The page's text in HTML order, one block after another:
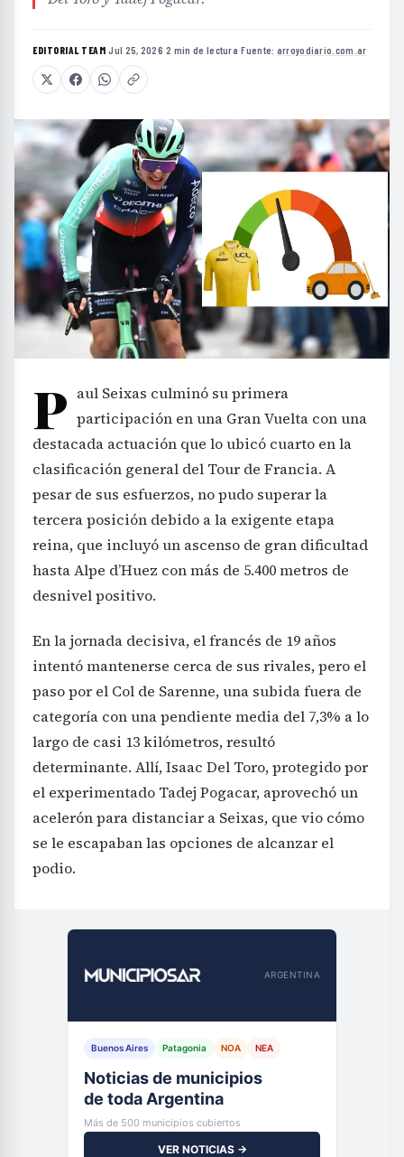
EDITORIAL TEAM·Jul 25, 2026·2 min de lectura·Fuente: arroyodiario.com.ar
P aul Seixas culminó su primera
participación en una Gran Vuelta con una
destacada actuación que lo ubicó cuarto en la
clasificación general del Tour de Francia. A
pesar de sus esfuerzos, no pudo superar la
tercera posición debido a la exigente etapa
reina, que incluyó un ascenso de gran dificultad
hasta Alpe d’Huez con más de 5.400 metros de
desnivel positivo.
En la jornada decisiva, el francés de 19 años
intentó mantenerse cerca de sus rivales, pero el
paso por el Col de Sarenne, una subida fuera de
categoría con una pendiente media del 7,3% a lo
largo de casi 13 kilómetros, resultó
determinante. Allí, Isaac Del Toro, protegido por
el experimentado Tadej Pogacar, aprovechó un
acelerón para distanciar a Seixas, que vio cómo
se le escapaban las opciones de alcanzar el
podio.
ARGENTINA
Buenos Aires Patagonia NOA NEA
Noticias de municipios
de toda Argentina
Más de 500 municipios cubiertos
VER NOTICIAS →